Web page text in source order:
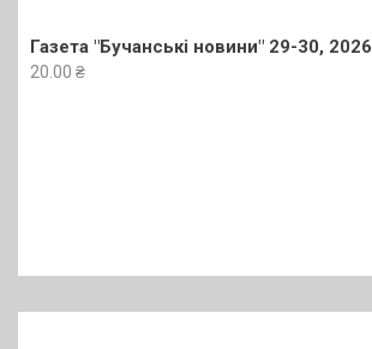
Газета "Бучанські новини" 29-30, 2026
20.00 ₴